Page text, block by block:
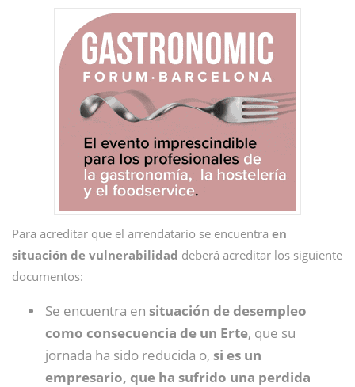
Para acreditar que el arrendatario se encuentra en
situación de vulnerabilidad deberá acreditar los siguiente
documentos:
Se encuentra en situación de desempleo
como consecuencia de un Erte, que su
jornada ha sido reducida o, si es un
empresario, que ha sufrido una perdida